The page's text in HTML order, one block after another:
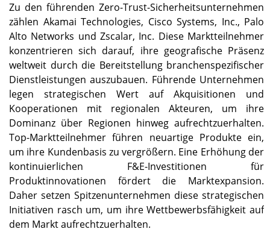
Zu den führenden Zero-Trust-Sicherheitsunternehmen
zählen Akamai Technologies, Cisco Systems, Inc., Palo
Alto Networks und Zscalar, Inc. Diese Marktteilnehmer
konzentrieren sich darauf, ihre geografische Präsenz
weltweit durch die Bereitstellung branchenspezifischer
Dienstleistungen auszubauen. Führende Unternehmen
legen strategischen Wert auf Akquisitionen und
Kooperationen mit regionalen Akteuren, um ihre
Dominanz über Regionen hinweg aufrechtzuerhalten.
Top-Marktteilnehmer führen neuartige Produkte ein,
um ihre Kundenbasis zu vergrößern. Eine Erhöhung der
kontinuierlichen F&E-Investitionen für
Produktinnovationen fördert die Marktexpansion.
Daher setzen Spitzenunternehmen diese strategischen
Initiativen rasch um, um ihre Wettbewerbsfähigkeit auf
dem Markt aufrechtzuerhalten.